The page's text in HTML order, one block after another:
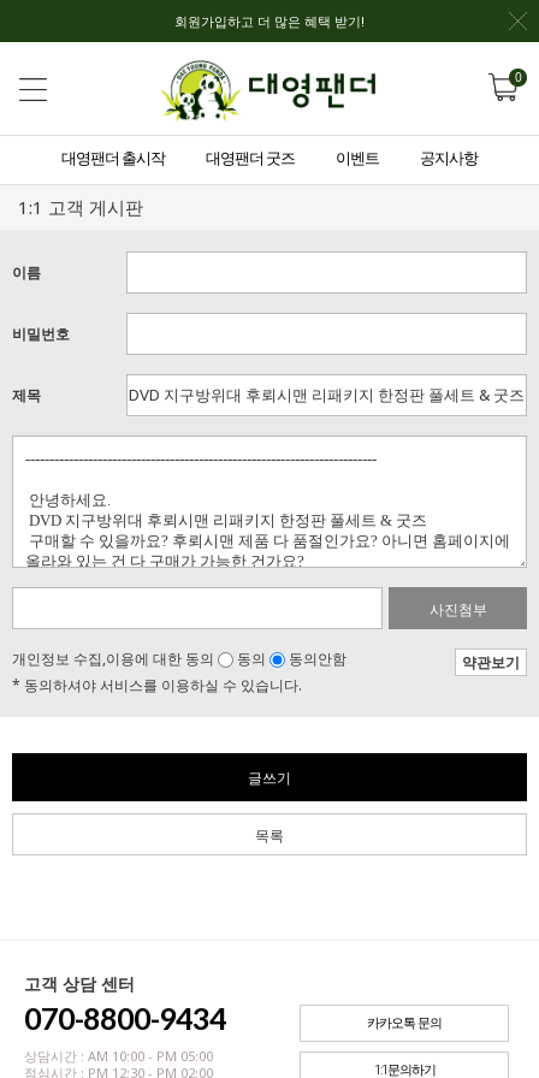
회원가입하고 더 많은 혜택 받기!
0
대영팬더 출시작 대영팬더 굿즈 이벤트 공지사항
1:1 고객 게시판
이름
비밀번호
제목
사진첨부
개인정보 수집,이용에 대한 동의 동의 동의안함
약관보기
* 동의하셔야 서비스를 이용하실 수 있습니다.
글쓰기
목록
고객 상담 센터
070-8800-9434
상담시간 : AM 10:00 - PM 05:00
점심시간 : PM 12:30 - PM 02:00
카카오톡 문의
1:1문의하기